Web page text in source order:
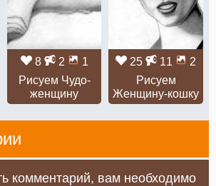
8 2
1
Рисуем Чудо-
женщину
25 11
2
Рисуем
Женщину-кошку
комментарий, вам необходимо